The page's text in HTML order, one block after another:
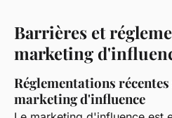
Barrières et
marketing
Réglementations
marketing d'influence